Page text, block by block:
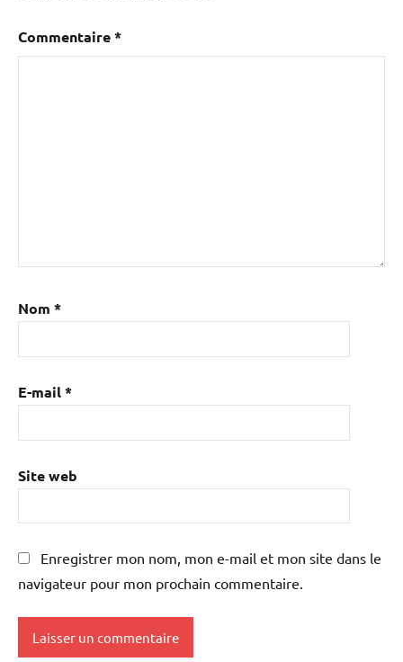
Commentaire*
Nom *
E-mail*
Site web
Enregistrer mon nom, mon e-mail et mon site dans le
navigateur pour mon prochain commentaire.